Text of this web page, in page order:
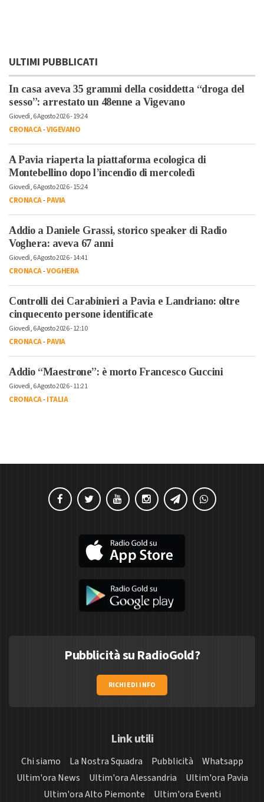
ULTIMI PUBBLICATI
In casa aveva 35 grammi della cosiddetta “droga del
sesso”: arrestato un 48enne a Vigevano
Giovedì, 6 Agosto 2026 - 19:24
CRONACA-VIGEVANO
A Pavia riaperta la piattaforma ecologica di
Montebellino dopo l’incendio di mercoledì
Giovedì, 6 Agosto 2026 - 15:24
CRONACA-PAVIA
Addio a Daniele Grassi, storico speaker di Radio
Voghera: aveva 67 anni
Giovedì, 6 Agosto 2026 - 14:41
CRONACA-VOGHERA
Controlli dei Carabinieri a Pavia e Landriano: oltre
cinquecento persone identificate
Giovedì, 6 Agosto 2026 - 12:10
CRONACA-PAVIA
Addio “Maestrone”: è morto Francesco Guccini
Giovedì, 6 Agosto 2026 - 11:21
CRONACA-ITALIA
Pubblicità su RadioGold?
RICHIEDI INFO
Link utili
Chi siamo La Nostra Squadra Pubblicità
Whatsapp
Ultim'ora News
Ultim'ora Alessandria
Ultim'ora Pavia
Ultim'ora Alto Piemonte
Ultim'ora Eventi